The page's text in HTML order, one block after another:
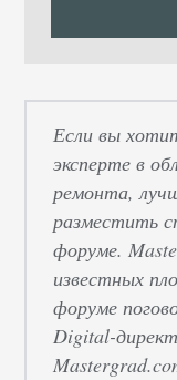
Если вы
эксперте в
ремонта,
разместить
форуме.
известных
форуме
Digital-